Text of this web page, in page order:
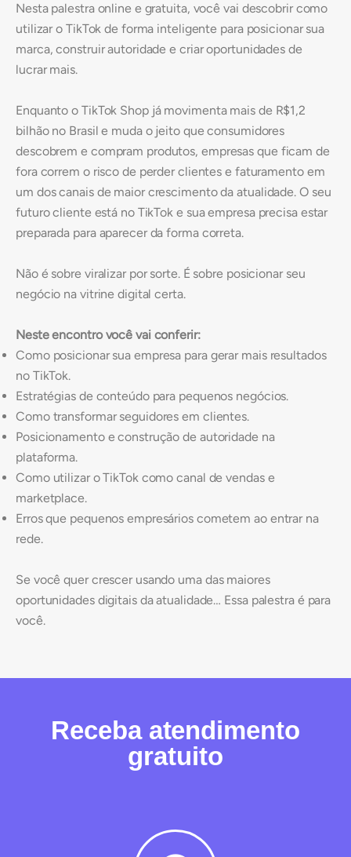
Nesta palestra online e gratuita, você vai descobrir como
utilizar o TikTok de forma inteligente para posicionar sua
marca, construir autoridade e criar oportunidades de
lucrar mais.
Enquanto o TikTok Shop já movimenta mais de R$1,2
bilhão no Brasil e muda o jeito que consumidores
descobrem e compram produtos, empresas que ficam de
fora correm o risco de perder clientes e faturamento em
um dos canais de maior crescimento da atualidade. O seu
futuro cliente está no TikTok e sua empresa precisa estar
preparada para aparecer da forma correta.
Não é sobre viralizar por sorte. É sobre posicionar seu
negócio na vitrine digital certa.
Neste encontro você vai conferir:
Como posicionar sua empresa para gerar mais resultados
no TikTok.
Estratégias de conteúdo para pequenos negócios.
Como transformar seguidores em clientes.
Posicionamento e construção de autoridade na
plataforma.
Como utilizar o TikTok como canal de vendas e
marketplace.
Erros que pequenos empresários cometem ao entrar na
rede.
Se você quer crescer usando uma das maiores
oportunidades digitais da atualidade… Essa palestra é para
você.
Receba atendimento
gratuito